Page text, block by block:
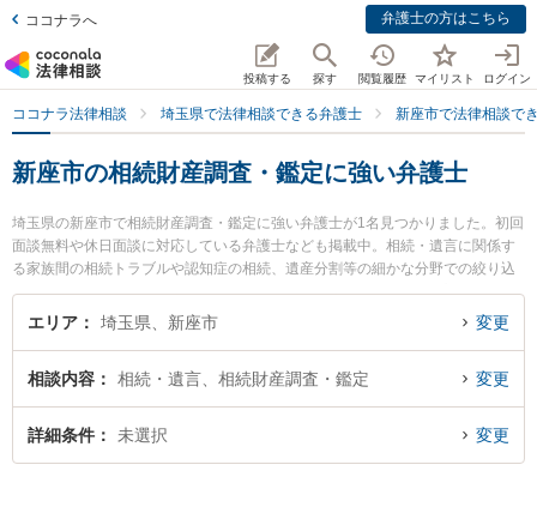
ココナラへ 弁護士の方はこちら
投稿する 探す 閲覧履歴 マイリスト ログイン
ココナラ法律相談 埼玉県で法律相談できる弁護士 新座市で法律相談で
新座市の相続財産調査・鑑定に強い弁護士
埼玉県の新座市で相続財産調査・鑑定に強い弁護士が1名見つかりました。初回
面談無料や休日面談に対応している弁護士なども掲載中。相続・遺言に関係す
る家族間の相続トラブルや認知症の相続、遺産分割等の細かな分野での絞り込
み検索もでき便利です。特に本山健法律事務所の本山 健弁護士のプロフィール
情報や弁護士費用、強みなどが注目されています。『新座市で土日や夜間に発
回相談無料で相続財産調査・鑑定を法律相談できる新座市内の弁護士に相談予
約したい』などでお困りの相談者さんにおすすめです。
エリア 埼玉県、新座市 変更
相談内容 相続・遺言、相続財産調査・鑑定 変更
詳細条件 未選択 変更